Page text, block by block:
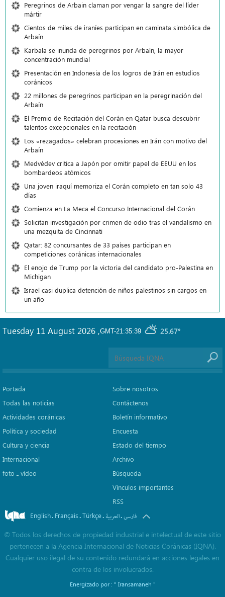
Peregrinos de Arbain claman por vengar la sangre del líder
mártir
Cientos de miles de iraníes participan en caminata simbólica de
Arbaín
Karbala se inunda de peregrinos por Arbaín, la mayor
concentración mundial
Presentación en Indonesia de los logros de Irán en estudios
coránicos
22 millones de peregrinos participan en la peregrinación del
Arbaín
El Premio de Recitación del Corán en Qatar busca descubrir
talentos excepcionales en la recitación
Los «rezagados» celebran procesiones en Irán con motivo del
Arbaín
Medvédev critica a Japón por omitir papel de EEUU en los
bombardeos atómicos
Una joven iraquí memoriza el Corán completo en tan solo 43
días
Comienza en La Meca el Concurso Internacional del Corán
Solicitan investigación por crimen de odio tras el vandalismo en
una mezquita de Cincinnati
Qatar: 82 concursantes de 33 países participan en
competiciones coránicas internacionales
El enojo de Trump por la victoria del candidato pro-Palestina en
Michigan
Israel casi duplica detención de niños palestinos sin cargos en
un año
GMT-21:35:39 25.67°
Tuesday 11 August 2026 ,
Portada
Todas las noticias
Actividades coránicas
Política y sociedad
Cultura y ciencia
Internacional
foto ـ vídeo
Sobre nosotros
Contáctenos
Boletín informativo
Encuesta
Estado del tiempo
Archivo
Búsqueda
Vínculos importantes
RSS
English. Français.Türkçe. العربیة.فارسی
© Todos los derechos de propiedad industrial e intelectual de este sitio
pertenecen a la Agencia Internacional de Noticias Coránicas (IQNA).
Cualquier uso ilegal de su contenido redundará en acciones legales en
contra de los involucrados.
Energizado por : " Iransamaneh "